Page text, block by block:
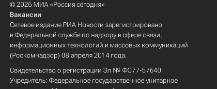
© 2026 МИА «Россия сегодня»
Вакансии
Сетевое издание РИА Новости зарегистрировано
в Федеральной службе по надзору в сфере связи,
информационных технологий и массовых коммуникаций
(Роскомнадзор) 08 апреля 2014 года.
Свидетельство о регистрации Эл № ФС77-57640
Учредитель: Федеральное государственное унитарное